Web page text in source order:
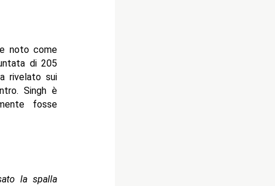
noto come
di 205
rivelato sui
Singh è
fosse
la spalla